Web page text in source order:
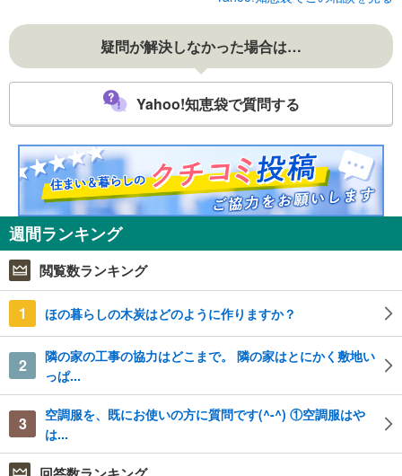
疑問が解決しなかった場合は…
Yahoo!知恵袋で質問する
週間ランキング
閲覧数ランキング
1 ほの暮らしの木炭はどのように作りますか？
2
隣の家の工事の協力はどこまで。 隣の家はとにかく敷地い
っぱ...
3
空調服を、既にお使いの方に質問です(^-^) ①空調服はや
は...